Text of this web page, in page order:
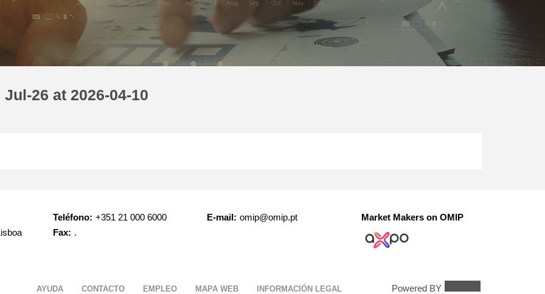
26 at 2026-04-10
Teléfono: +351 21 000 6000
Fax: .
E-mail: omip@omip.pt Market Makers on OMIP
AYUDA CONTACTO EMPLEO MAPA WEB INFORMACIÓN LEGAL Powered BY